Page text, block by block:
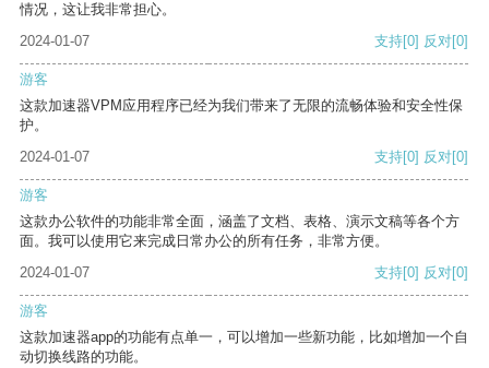
情况，这让我非常担心。
2024-01-07
支持[0] 反对[0]
游客
这款加速器VPM应用程序已经为我们带来了无限的流畅体验和安全性保
护。
2024-01-07
支持[0] 反对[0]
游客
这款办公软件的功能非常全面，涵盖了文档、表格、演示文稿等各个方
面。我可以使用它来完成日常办公的所有任务，非常方便。
2024-01-07
支持[0] 反对[0]
游客
这款加速器app的功能有点单一，可以增加一些新功能，比如增加一个自
动切换线路的功能。